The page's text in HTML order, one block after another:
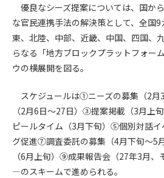
優良なシーズ提案については、国か
な官民連携手法の解決策として、全国
東、北陸、中部、近畿、中国、四国、
らなる「地方ブロックプラットフォー
ウの横展開を図る。
スケジュールは①ニーズの募集（2
（2月6日～27日）③提案掲載（3月上
ピールタイム（3月下旬）⑤個別対話
グ促進⑦調査委託の募集（4月下旬～5
（6月上旬）⑨成果報告会（27年3月、
―のスキームで進められる。
第4条（会員の定義と登録）
1. 管理者は前条により審査の結果、会
の何れかの項目に該当することがわ
員としての権限を承認しないことが
(1) 会員申し込みをした者が実在しなか
(3) 会員申し込みの際、申告事項に虚
(4) 会員申込者が管理者所定の手続き
理を行わなかった場合
(5) その他管理者が会員とすることを
2. 管理者は承認後であっても承認した
当することが判明した場合、会員資